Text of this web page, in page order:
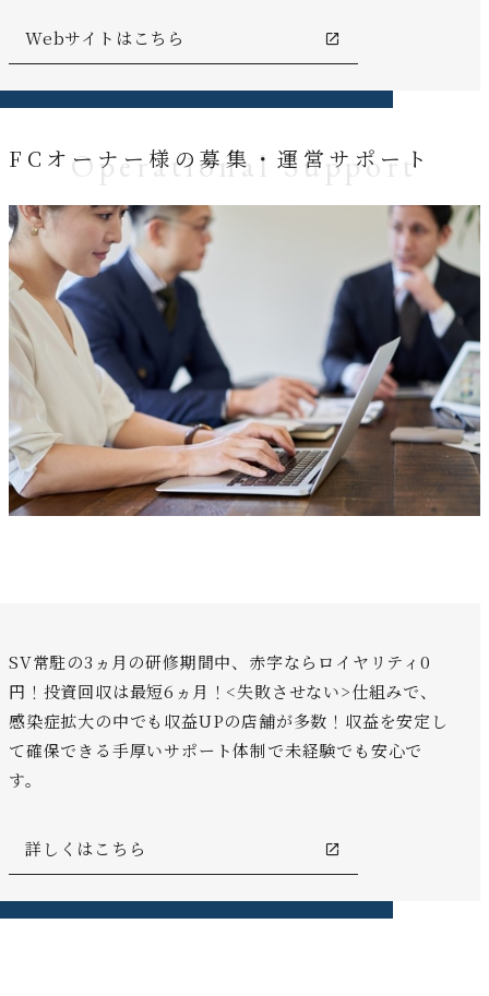
Webサイトはこちら
FCオーナー様の募集・運営サポート
SV常駐の3ヵ月の研修期間中、赤字ならロイヤリティ0
円！投資回収は最短6ヵ月！<失敗させない>仕組みで、
感染症拡大の中でも収益UPの店舗が多数！収益を安定し
て確保できる手厚いサポート体制で未経験でも安心で
す。
詳しくはこちら